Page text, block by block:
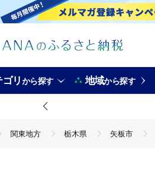
ゴリから探す 地域から探す
関東地方 栃木県 矢板市